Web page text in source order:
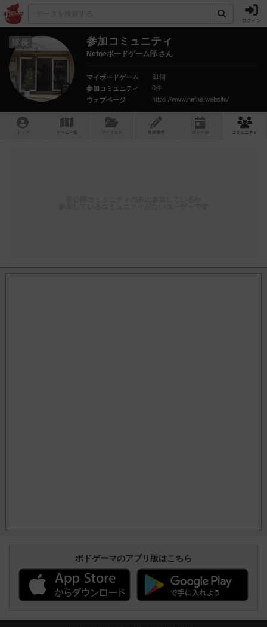
ログイン
隊長 参加コミュニティ
Nefneボードゲーム部 さん
マイボードゲーム
31個
参加コミュニティ
0件
ウェブページ
https://www.nefne.website/
トップ ゲーム一覧 マイリスト 投稿履歴 ボ ドゲ コミュニティ
ボドゲーマのアプリ版はこちら